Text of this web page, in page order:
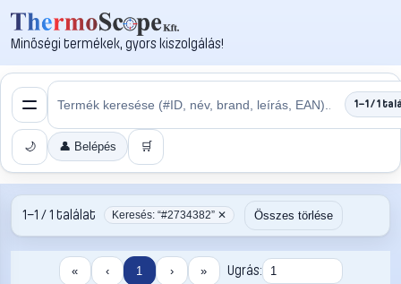
Minőségi termékek, gyors kiszolgálás!
1–1 / 1
🌙 👤 Belépés 🛒
1–1 / 1 találat Keresés: “#2734382” ✕ Összes törlése
« ‹ 1 › »
Ugrás: